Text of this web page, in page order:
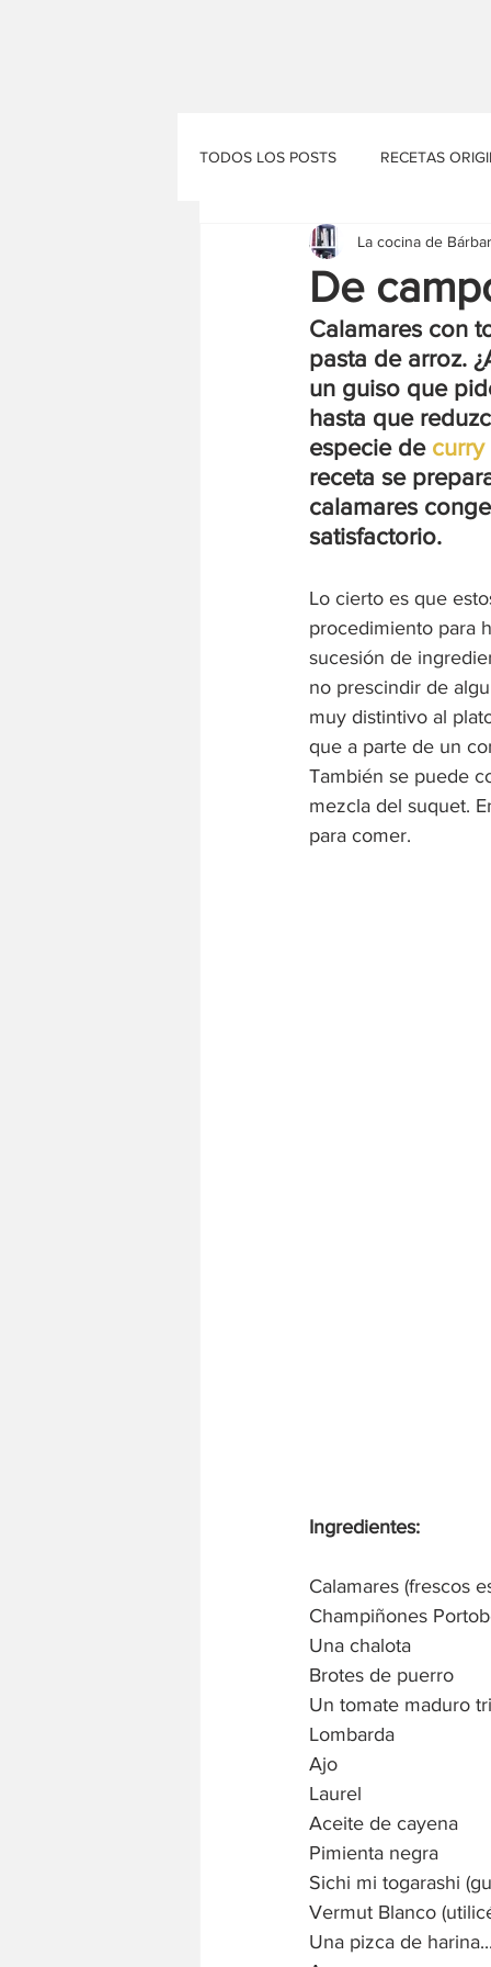
TODOS LOS POSTS RECETAS
EL RINCÓN DE VINYET EL
De
La cocina de
Calamares con
pasta de arroz.
un guiso que
hasta que
especie de curry
receta se
calamares
satisfactorio.
Lo cierto es que
procedimiento para
sucesión de
no prescindir de
muy distintivo al
que a parte de un
También se puede
mezcla del suquet.
para comer.
Ingredientes:
Calamares (frescos
Champiñones
Una chalota
Brotes de puerro
Un tomate maduro
Lombarda
Ajo
Laurel
Aceite de cayena
Pimienta negra
Sichi mi togarashi
Vermut Blanco
Una pizca de